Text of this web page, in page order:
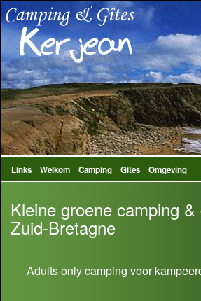
Links Welkom Camping Gites Omgeving
Kleine groene camping
Zuid-Bretagne
Adults only camping voor